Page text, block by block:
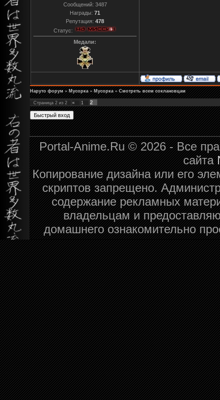
Сообщений: 3487
Награды: 71
Репутация: 478
Статус:
Медали:
Наруто форум » Мусорка » Мусорка » Смотреть всем соклановцам
Страница 2 из 2 « 1 2
Portal-Anime.Ru © 2026 - Все
сайта
Копирование дизайна или его
скриптов запрещено.
содержание рекламных
владельцам и
домашнего ознакомительно